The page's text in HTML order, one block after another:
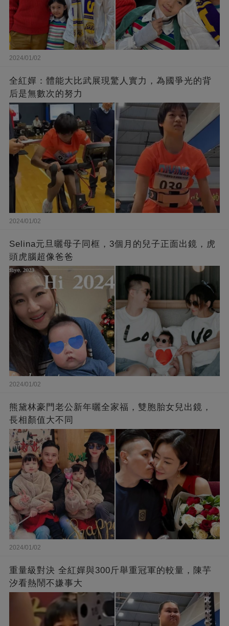
2024/01/02
全紅嬋：體能大比武展現驚人實力，為國爭光的背
后是無數次的努力
2024/01/02
Selina元旦曬母子同框，3個月的兒子正面出鏡，虎
頭虎腦超像爸爸
2024/01/02
熊黛林豪門老公新年曬全家福，雙胞胎女兒出鏡，
長相顏值大不同
2024/01/02
重量級對決 全紅嬋與300斤舉重冠軍的較量，陳芋
汐看熱鬧不嫌事大